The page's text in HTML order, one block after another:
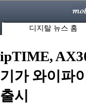
디지탈 뉴스 홈
ipTIME,
기가 와이파
출시